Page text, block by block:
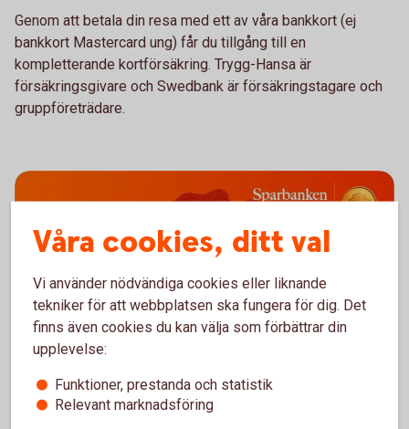
Genom att betala din resa med ett av våra bankkort (ej
bankkort Mastercard ung) får du tillgång till en
kompletterande kortförsäkring. Trygg-Hansa är
försäkringsgivare och Swedbank är försäkringstagare och
gruppföreträdare.
Våra cookies, ditt val
Vi använder nödvändiga cookies eller liknande
tekniker för att webbplatsen ska fungera för dig. Det
finns även cookies du kan välja som förbättrar din
upplevelse:
Funktioner, prestanda och statistik
Relevant marknadsföring